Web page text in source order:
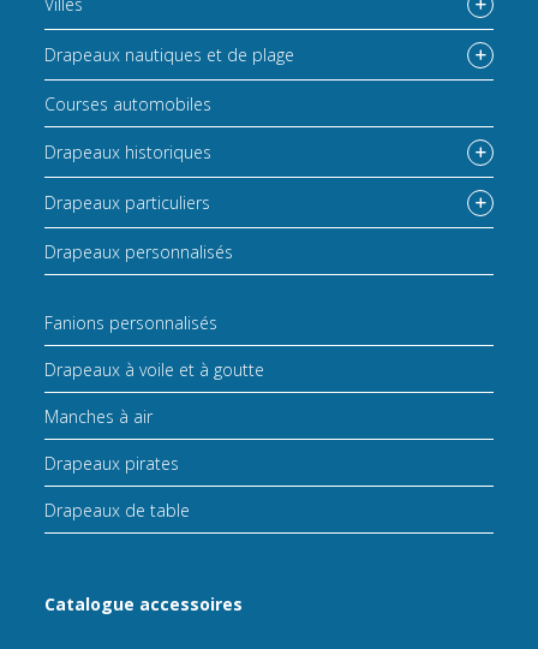
Villes
Drapeaux nautiques et de plage
Courses automobiles
Drapeaux historiques
Drapeaux particuliers
Drapeaux personnalisés
Fanions personnalisés
Drapeaux à voile et à goutte
Manches à air
Drapeaux pirates
Drapeaux de table
Catalogue accessoires